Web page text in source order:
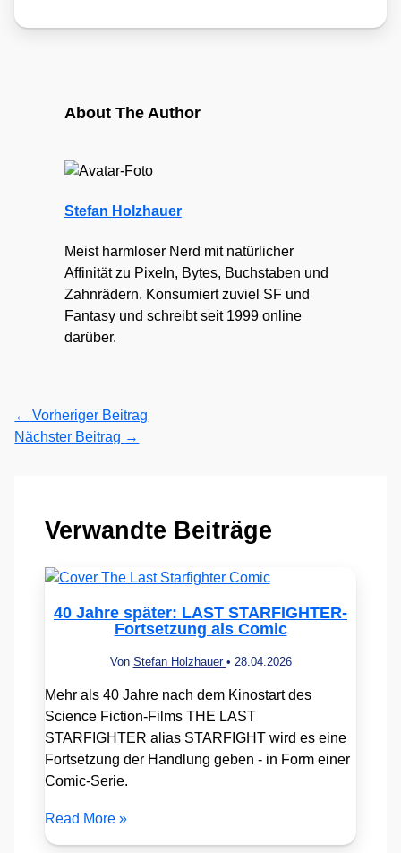
About The Author
Stefan Holzhauer
Meist harmloser Nerd mit natürlicher
Affinität zu Pixeln, Bytes, Buchstaben und
Zahnrädern. Konsumiert zuviel SF und
Fantasy und schreibt seit 1999 online
darüber.
← Vorheriger Beitrag
Nächster Beitrag →
Verwandte Beiträge
40 Jahre später: LAST STARFIGHTER-
Fortsetzung als Comic
Von Stefan Holzhauer • 28.04.2026
Mehr als 40 Jahre nach dem Kinostart des
Science Fiction-Films THE LAST
STARFIGHTER alias STARFIGHT wird es eine
Fortsetzung der Handlung geben - in Form einer
Comic-Serie.
Read More »